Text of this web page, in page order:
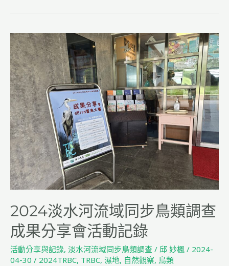
k
2024淡水河流域同步鳥類調查
成果分享會活動記錄
活動分享與記錄, 淡水河流域同步鳥類調查 / 邱 妙楓 / 2024-
04-30 / 2024TRBC, TRBC, 濕地, 自然觀察, 鳥類
2024
淡
水
河
流
域
同
步
鳥
類
調
查
成
果
分
享
會
活